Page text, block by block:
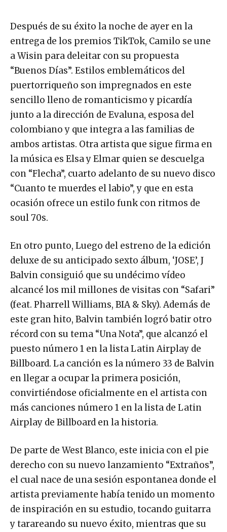
Después de su éxito la noche de ayer en la
entrega de los premios TikTok, Camilo se une
a Wisin para deleitar con su propuesta
“Buenos Días”. Estilos emblemáticos del
puertorriqueño son impregnados en este
sencillo lleno de romanticismo y picardía
junto a la dirección de Evaluna, esposa del
colombiano y que integra a las familias de
ambos artistas. Otra artista que sigue firma en
la música es Elsa y Elmar quien se descuelga
con “Flecha”, cuarto adelanto de su nuevo disco
“Cuanto te muerdes el labio”, y que en esta
ocasión ofrece un estilo funk con ritmos de
soul 70s.
En otro punto, Luego del estreno de la edición
deluxe de su anticipado sexto álbum, ‘JOSE’, J
Balvin consiguió que su undécimo vídeo
alcancé los mil millones de visitas con “Safari”
(feat. Pharrell Williams, BIA & Sky). Además de
este gran hito, Balvin también logró batir otro
récord con su tema “Una Nota”, que alcanzó el
puesto número 1 en la lista Latin Airplay de
Billboard. La canción es la número 33 de Balvin
en llegar a ocupar la primera posición,
convirtiéndose oficialmente en el artista con
más canciones número 1 en la lista de Latin
Airplay de Billboard en la historia.
De parte de West Blanco, este inicia con el pie
derecho con su nuevo lanzamiento “Extraños”,
el cual nace de una sesión espontanea donde el
artista previamente había tenido un momento
de inspiración en su estudio, tocando guitarra
y tarareando su nuevo éxito, mientras que su